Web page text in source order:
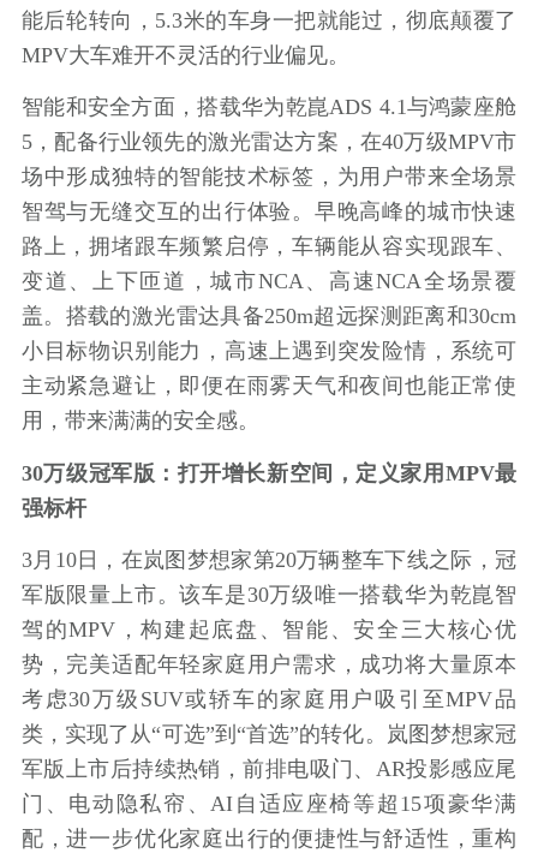
能后轮转向，5.3米的车身一把就能过，彻底颠覆了
MPV大车难开不灵活的行业偏见。
智能和安全方面，搭载华为乾崑ADS 4.1与鸿蒙座舱
5，配备行业领先的激光雷达方案，在40万级MPV市
场中形成独特的智能技术标签，为用户带来全场景
智驾与无缝交互的出行体验。早晚高峰的城市快速
路上，拥堵跟车频繁启停，车辆能从容实现跟车、
变道、上下匝道，城市NCA、高速NCA全场景覆
盖。搭载的激光雷达具备250m超远探测距离和30cm
小目标物识别能力，高速上遇到突发险情，系统可
主动紧急避让，即便在雨雾天气和夜间也能正常使
用，带来满满的安全感。
30万级冠军版：打开增长新空间，定义家用MPV最
强标杆
3月10日，在岚图梦想家第20万辆整车下线之际，冠
军版限量上市。该车是30万级唯一搭载华为乾崑智
驾的MPV，构建起底盘、智能、安全三大核心优
势，完美适配年轻家庭用户需求，成功将大量原本
考虑30万级SUV或轿车的家庭用户吸引至MPV品
类，实现了从“可选”到“首选”的转化。岚图梦想家冠
军版上市后持续热销，前排电吸门、AR投影感应尾
门、电动隐私帘、AI自适应座椅等超15项豪华满
配，进一步优化家庭出行的便捷性与舒适性，重构